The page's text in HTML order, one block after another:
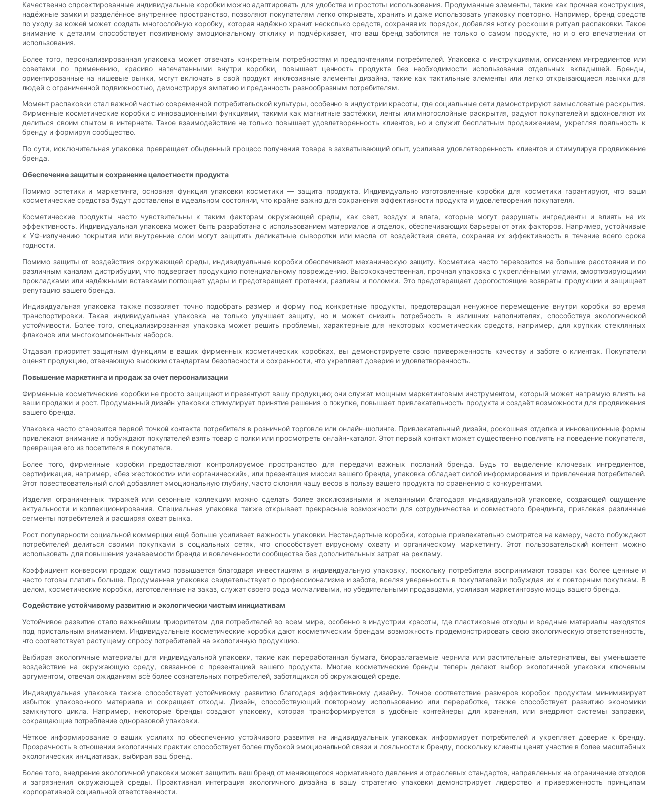
Качественно спроектированные индивидуальные коробки можно адаптировать для удобства и простоты использования. Продуманные элементы, такие как прочная конструкция,
надёжные замки и разделённое внутреннее пространство, позволяют покупателям легко открывать, хранить и даже использовать упаковку повторно. Например, бренд средств
по уходу за кожей может создать многослойную коробку, которая надёжно хранит несколько средств, сохраняя их порядок, добавляя нотку роскоши в ритуал распаковки. Такое
внимание к деталям способствует позитивному эмоциональному отклику и подчёркивает, что ваш бренд заботится не только о самом продукте, но и о его впечатлении от
использования.
Более того, персонализированная упаковка может отвечать конкретным потребностям и предпочтениям потребителей. Упаковка с инструкциями, описанием ингредиентов или
советами по применению, красиво напечатанными внутри коробки, повышает ценность продукта без необходимости использования отдельных вкладышей. Бренды,
ориентированные на нишевые рынки, могут включать в свой продукт инклюзивные элементы дизайна, такие как тактильные элементы или легко открывающиеся язычки для
людей с ограниченной подвижностью, демонстрируя эмпатию и преданность разнообразным потребителям.
Момент распаковки стал важной частью современной потребительской культуры, особенно в индустрии красоты, где социальные сети демонстрируют замысловатые раскрытия.
Фирменные косметические коробки с инновационными функциями, такими как магнитные застёжки, ленты или многослойные раскрытия, радуют покупателей и вдохновляют их
делиться своим опытом в интернете. Такое взаимодействие не только повышает удовлетворенность клиентов, но и служит бесплатным продвижением, укрепляя лояльность к
бренду и формируя сообщество.
По сути, исключительная упаковка превращает обыденный процесс получения товара в захватывающий опыт, усиливая удовлетворенность клиентов и стимулируя продвижение
бренда.
Обеспечение защиты и сохранение целостности продукта
Помимо эстетики и маркетинга, основная функция упаковки косметики — защита продукта. Индивидуально изготовленные коробки для косметики гарантируют, что ваши
косметические средства будут доставлены в идеальном состоянии, что крайне важно для сохранения эффективности продукта и удовлетворения покупателя.
Косметические продукты часто чувствительны к таким факторам окружающей среды, как свет, воздух и влага, которые могут разрушать ингредиенты и влиять на их
эффективность. Индивидуальная упаковка может быть разработана с использованием материалов и отделок, обеспечивающих барьеры от этих факторов. Например, устойчивые
к УФ-излучению покрытия или внутренние слои могут защитить деликатные сыворотки или масла от воздействия света, сохраняя их эффективность в течение всего срока
годности.
Помимо защиты от воздействия окружающей среды, индивидуальные коробки обеспечивают механическую защиту. Косметика часто перевозится на большие расстояния и по
различным каналам дистрибуции, что подвергает продукцию потенциальному повреждению. Высококачественная, прочная упаковка с укреплёнными углами, амортизирующими
прокладками или надёжными вставками поглощает удары и предотвращает протечки, разливы и поломки. Это предотвращает дорогостоящие возвраты продукции и защищает
репутацию вашего бренда.
Индивидуальная упаковка также позволяет точно подобрать размер и форму под конкретные продукты, предотвращая ненужное перемещение внутри коробки во время
транспортировки. Такая индивидуальная упаковка не только улучшает защиту, но и может снизить потребность в излишних наполнителях, способствуя экологической
устойчивости. Более того, специализированная упаковка может решить проблемы, характерные для некоторых косметических средств, например, для хрупких стеклянных
флаконов или многокомпонентных наборов.
Отдавая приоритет защитным функциям в ваших фирменных косметических коробках, вы демонстрируете свою приверженность качеству и заботе о клиентах. Покупатели
оценят продукцию, отвечающую высоким стандартам безопасности и сохранности, что укрепляет доверие и удовлетворенность.
Повышение маркетинга и продаж за счет персонализации
Фирменные косметические коробки не просто защищают и презентуют вашу продукцию; они служат мощным маркетинговым инструментом, который может напрямую влиять на
ваши продажи и рост. Продуманный дизайн упаковки стимулирует принятие решения о покупке, повышает привлекательность продукта и создаёт возможности для продвижения
вашего бренда.
Упаковка часто становится первой точкой контакта потребителя в розничной торговле или онлайн-шопинге. Привлекательный дизайн, роскошная отделка и инновационные формы
привлекают внимание и побуждают покупателей взять товар с полки или просмотреть онлайн-каталог. Этот первый контакт может существенно повлиять на поведение покупателя,
превращая его из посетителя в покупателя.
Более того, фирменные коробки предоставляют контролируемое пространство для передачи важных посланий бренда. Будь то выделение ключевых ингредиентов,
сертификация, например, «без жестокости» или «органический», или презентация миссии вашего бренда, упаковка обладает силой информирования и привлечения потребителей.
Этот повествовательный слой добавляет эмоциональную глубину, часто склоняя чашу весов в пользу вашего продукта по сравнению с конкурентами.
Изделия ограниченных тиражей или сезонные коллекции можно сделать более эксклюзивными и желанными благодаря индивидуальной упаковке, создающей ощущение
актуальности и коллекционирования. Специальная упаковка также открывает прекрасные возможности для сотрудничества и совместного брендинга, привлекая различные
сегменты потребителей и расширяя охват рынка.
Рост популярности социальной коммерции ещё больше усиливает важность упаковки. Нестандартные коробки, которые привлекательно смотрятся на камеру, часто побуждают
потребителей делиться своими покупками в социальных сетях, что способствует вирусному охвату и органическому маркетингу. Этот пользовательский контент можно
использовать для повышения узнаваемости бренда и вовлеченности сообщества без дополнительных затрат на рекламу.
Коэффициент конверсии продаж ощутимо повышается благодаря инвестициям в индивидуальную упаковку, поскольку потребители воспринимают товары как более ценные и
часто готовы платить больше. Продуманная упаковка свидетельствует о профессионализме и заботе, вселяя уверенность в покупателей и побуждая их к повторным покупкам. В
целом, косметические коробки, изготовленные на заказ, служат своего рода молчаливыми, но убедительными продавцами, усиливая маркетинговую мощь вашего бренда.
Содействие устойчивому развитию и экологически чистым инициативам
Устойчивое развитие стало важнейшим приоритетом для потребителей во всем мире, особенно в индустрии красоты, где пластиковые отходы и вредные материалы находятся
под пристальным вниманием. Индивидуальные косметические коробки дают косметическим брендам возможность продемонстрировать свою экологическую ответственность,
что соответствует растущему спросу потребителей на экологичную продукцию.
Выбирая экологичные материалы для индивидуальной упаковки, такие как переработанная бумага, биоразлагаемые чернила или растительные альтернативы, вы уменьшаете
воздействие на окружающую среду, связанное с презентацией вашего продукта. Многие косметические бренды теперь делают выбор экологичной упаковки ключевым
аргументом, отвечая ожиданиям всё более сознательных потребителей, заботящихся об окружающей среде.
Индивидуальная упаковка также способствует устойчивому развитию благодаря эффективному дизайну. Точное соответствие размеров коробок продуктам минимизирует
избыток упаковочного материала и сокращает отходы. Дизайн, способствующий повторному использованию или переработке, также способствует развитию экономики
замкнутого цикла. Например, некоторые бренды создают упаковку, которая трансформируется в удобные контейнеры для хранения, или внедряют системы заправки,
сокращающие потребление одноразовой упаковки.
Чёткое информирование о ваших усилиях по обеспечению устойчивого развития на индивидуальных упаковках информирует потребителей и укрепляет доверие к бренду.
Прозрачность в отношении экологичных практик способствует более глубокой эмоциональной связи и лояльности к бренду, поскольку клиенты ценят участие в более масштабных
экологических инициативах, выбирая ваш бренд.
Более того, внедрение экологичной упаковки может защитить ваш бренд от меняющегося нормативного давления и отраслевых стандартов, направленных на ограничение отходов
и загрязнения окружающей среды. Проактивная интеграция экологичного дизайна в вашу стратегию упаковки демонстрирует лидерство и приверженность принципам
корпоративной социальной ответственности.